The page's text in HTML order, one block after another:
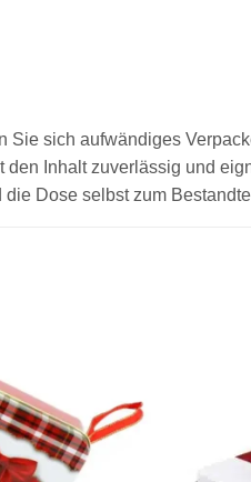
Sie sich aufwändiges
Inhalt zuverlässig und
Dose selbst zum